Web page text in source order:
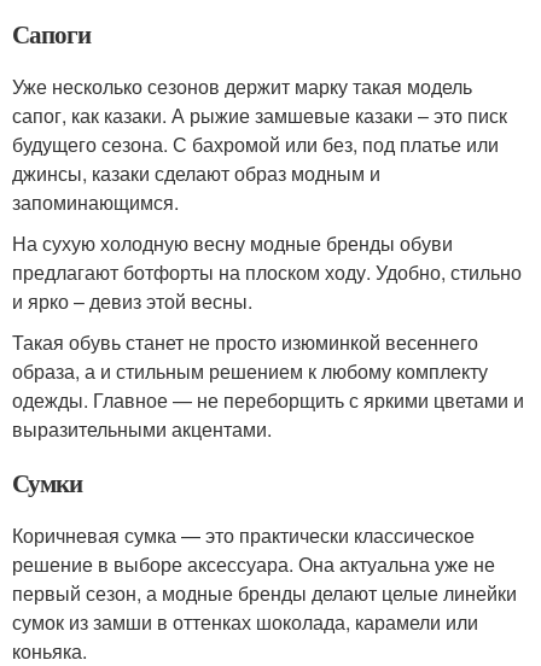
Сапоги
Уже несколько сезонов держит марку такая модель
сапог, как казаки. А рыжие замшевые казаки – это писк
будущего сезона. С бахромой или без, под платье или
джинсы, казаки сделают образ модным и
запоминающимся.
На сухую холодную весну модные бренды обуви
предлагают ботфорты на плоском ходу. Удобно, стильно
и ярко – девиз этой весны.
Такая обувь станет не просто изюминкой весеннего
образа, а и стильным решением к любому комплекту
одежды. Главное — не переборщить с яркими цветами и
выразительными акцентами.
Сумки
Коричневая сумка — это практически классическое
решение в выборе аксессуара. Она актуальна уже не
первый сезон, а модные бренды делают целые линейки
сумок из замши в оттенках шоколада, карамели или
коньяка.